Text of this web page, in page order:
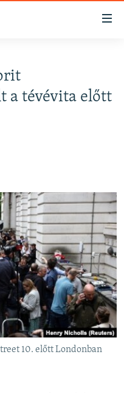
a tévévita előtt
10. előtt Londonban